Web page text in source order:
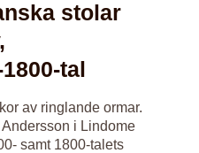
stolar
tal
av ringlande ormar.
i Lindome
samt 1800-talets